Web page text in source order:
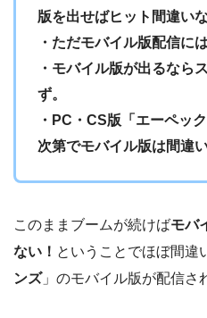
版を出せばヒット間違いな
・ただモバイル版配信に
・モバイル版が出るなら
ず。
・PC・CS版「エーペッ
次第でモバイル版は間違
このままブームが続けばモバ
ない！ ということでほぼ間違
ンズ」のモバイル版が配信さ